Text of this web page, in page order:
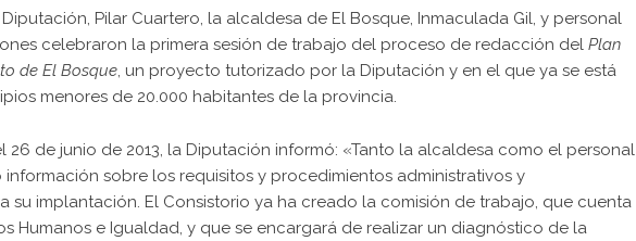
Pilar Cuartero, la alcaldesa de El Bosque, Inmaculada Gil, y personal
celebraron la primera sesión de trabajo del proceso de redacción del Plan
de El Bosque, un proyecto tutorizado por la Diputación y en el que ya se está
menores de 20.000 habitantes de la provincia.
de junio de 2013, la Diputación informó: «Tanto la alcaldesa como el personal
sobre los requisitos y procedimientos administrativos y
su implantación. El Consistorio ya ha creado la comisión de trabajo, que cuenta
Humanos e Igualdad, y que se encargará de realizar un diagnóstico de la